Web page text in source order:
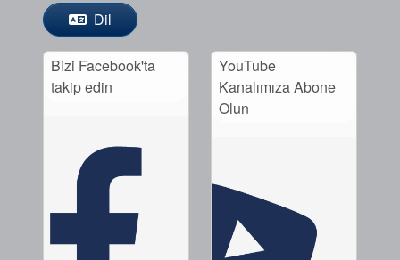
Dil
Bizi Facebook'ta
takip edin
YouTube
Kanalımıza Abone
Olun